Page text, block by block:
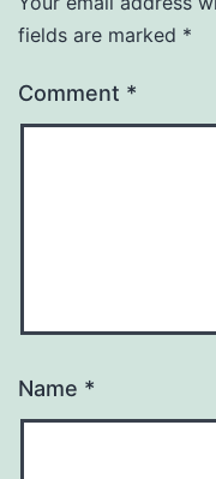
fields are marked *
Comment *
Name *